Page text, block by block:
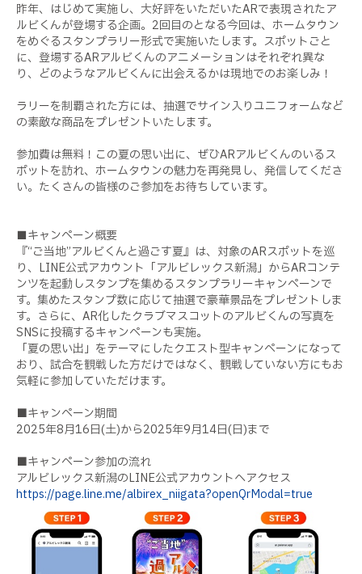
昨年、はじめて実施し、大好評をいただいたARで表現されたア
ルビくんが登場する企画。2回目のとなる今回は、ホームタウン
をめぐるスタンプラリー形式で実施いたします。スポットごと
に、登場するARアルビくんのアニメーションはそれぞれ異な
り、どのようなアルビくんに出会えるかは現地でのお楽しみ！
ラリーを制覇された方には、抽選でサイン入りユニフォームなど
の素敵な商品をプレゼントいたします。
参加費は無料！この夏の思い出に、ぜひARアルビくんのいるス
ポットを訪れ、ホームタウンの魅力を再発見し、発信してくださ
い。たくさんの皆様のご参加をお待ちしています。
■キャンペーン概要
『“ご当地”アルビくんと過ごす夏』は、対象のARスポットを巡
り、LINE公式アカウント「アルビレックス新潟」からARコンテ
ンツを起動しスタンプを集めるスタンプラリーキャンペーンで
す。集めたスタンプ数に応じて抽選で豪華景品をプレゼントしま
す。さらに、AR化したクラブマスコットのアルビくんの写真を
SNSに投稿するキャンペーンも実施。
「夏の思い出」をテーマにしたクエスト型キャンペーンになって
おり、試合を観戦した方だけではなく、観戦していない方にもお
気軽に参加していただけます。
■キャンペーン期間
2025年8月16日(土)から2025年9月14日(日)まで
■キャンペーン参加の流れ
アルビレックス新潟のLINE公式アカウントへアクセス
https://page.line.me/albirex_niigata?openQrModal=true